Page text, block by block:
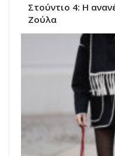
Στούντιο 4: Η
Ζούλα